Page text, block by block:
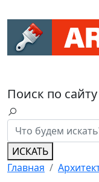
Поиск по сайту
ИСКАТЬ
Главная